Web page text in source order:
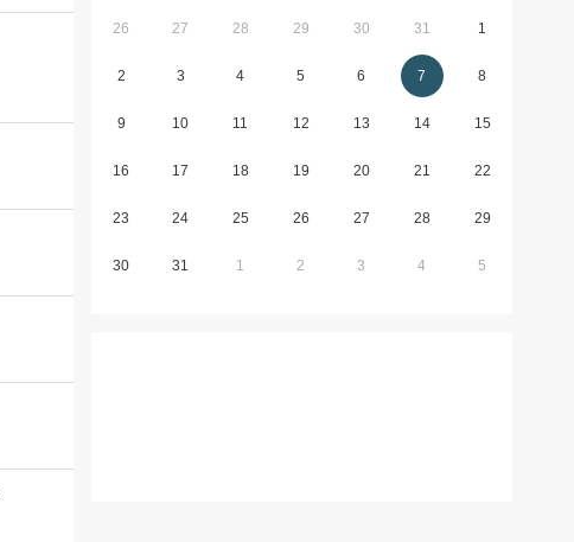
26 27 28 29 30 31 1
2 3 4 5 6 7 8
9 10 11 12 13 14 15
16 17 18 19 20 21 22
23 24 25 26 27 28 29
30 31 1 2 3 4 5